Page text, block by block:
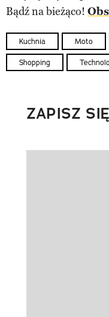
Bądź na bieżąco!
Kuchnia Moto
Shopping
ZAPISZ